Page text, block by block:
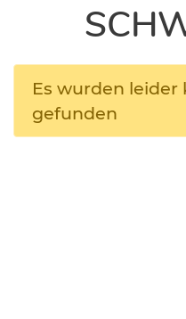
Es wurden leider
gefunden